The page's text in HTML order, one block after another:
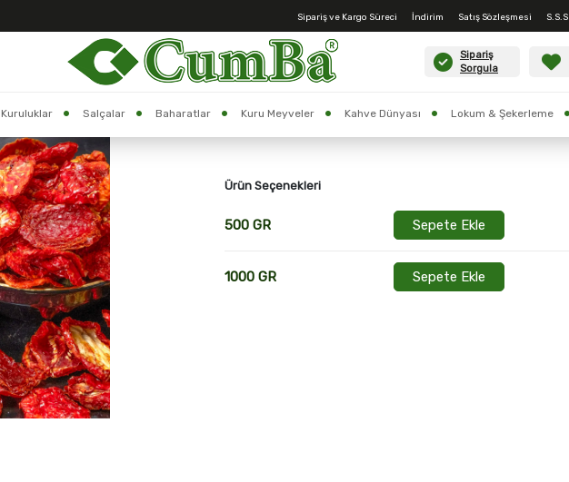
S.S.S
Satış Sözleşmesi
İndirim
Sipariş ve Kargo Süreci
Sipariş
Sorgula
Kuruluklar Salçalar Baharatlar Kuru Meyveler Kahve Dünyası Lokum & Şekerleme
Anasayfa > Domates Kurusu
Ürün Seçenekleri
500 GR Sepete Ekle
1000 GR Sepete Ekle